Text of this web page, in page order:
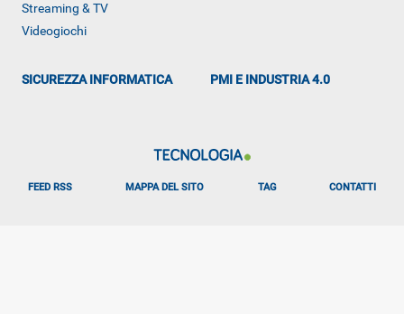
Streaming & TV
Videogiochi
SICUREZZA INFORMATICA PMI E INDUSTRIA 4.0
FEED RSS MAPPA DEL SITO TAG CONTATTI